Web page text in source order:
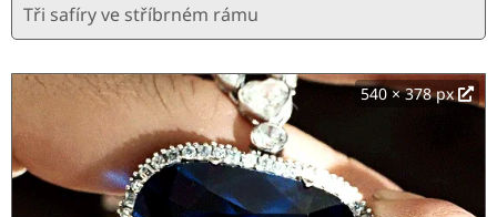
Tři safíry ve stříbrném rámu
540 × 378 px